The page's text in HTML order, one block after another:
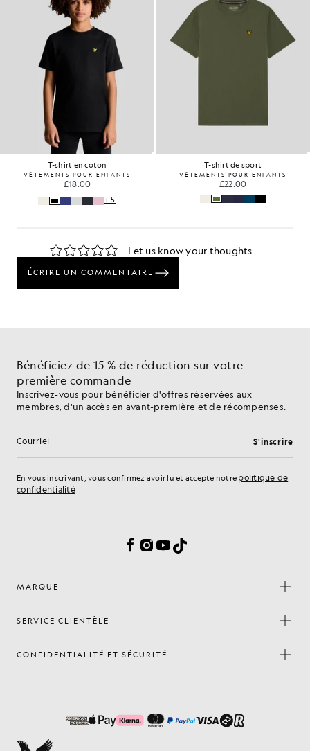
T-shirt en coton
VÊTEMENTS POUR ENFANTS
£18.00
+5
T-shirt de sport
VÊTEMENTS POUR ENFANTS
£22.00
Bénéficiez de 15 % de réduction sur votre
première commande
Inscrivez-vous pour bénéficier d'offres réservées aux
membres, d'un accès en avant-première et de récompenses.
Adresse e-mail S'inscrire
En vous inscrivant, vous confirmez avoir lu et accepté notre politique de
confidentialité
Facebook
Instagram
YouTube
TikTok
MARQUE
SERVICE CLIENTÈLE
CONFIDENTIALITÉ ET SÉCURITÉ